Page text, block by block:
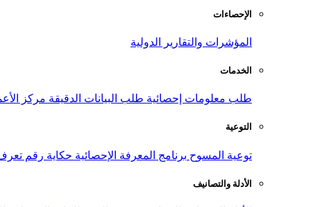
الإحصاءات
المؤشرات والتقارير الدولية
الخدمات
طلب معلومات إحصائية طلب البيانات الدقيقة مركز
التوعية
توعية المسوح برنامج المعرفة الإحصائية حكاية رقم
الأدلة والتصانيف